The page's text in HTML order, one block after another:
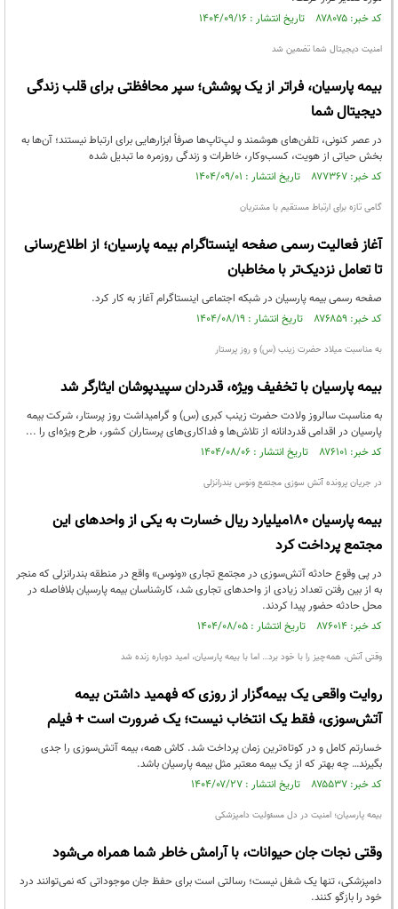
کد خبر: ۸۷۸۰۷۵ تاریخ انتشار : ۱۴۰۴/۰۹/۱۶
امنیت دیجیتال شما تضمین شد
بیمه پارسیان، فراتر از یک پوشش؛ سپر محافظتی برای قلب زندگی
دیجیتال شما
در عصر کنونی، تلفن‌های هوشمند و لپ‌تاپ‌ها صرفاً ابزارهایی برای ارتباط نیستند؛ آن‌ها به
بخش حیاتی از هویت، کسب‌وکار، خاطرات و زندگی روزمره ما تبدیل شده
کد خبر: ۸۷۷۳۶۷ تاریخ انتشار : ۱۴۰۴/۰۹/۰۱
گامی تازه برای ارتباط مستقیم با مشتریان
آغاز فعالیت رسمی صفحه اینستاگرام بیمه پارسیان؛ از اطلاع‌رسانی
تا تعامل نزدیک‌تر با مخاطبان
صفحه رسمی بیمه پارسیان در شبکه اجتماعی اینستاگرام آغاز به کار کرد.
کد خبر: ۸۷۶۸۵۹ تاریخ انتشار : ۱۴۰۴/۰۸/۱۹
به مناسبت میلاد حضرت زینب (س) و روز پرستار
بیمه پارسیان با تخفیف ویژه، قدردان سپیدپوشان ایثارگر شد
به مناسبت سالروز ولادت حضرت زینب کبری (س) و گرامیداشت روز پرستار، شرکت بیمه
پارسیان در اقدامی قدردانانه از تلاش‌ها و فداکاری‌های پرستاران کشور، طرح ویژه‌ای را ...
کد خبر: ۸۷۶۱۰۱ تاریخ انتشار : ۱۴۰۴/۰۸/۰۶
در جریان پرونده آتش سوزی مجتمع ونوس بندرانزلی
بیمه پارسیان 180میلیارد ريال خسارت به یکی از واحدهای این
مجتمع پرداخت کرد
در پی وقوع حادثه آتش‌سوزی در مجتمع تجاری «ونوس» واقع در منطقه بندرانزلی که منجر
به از بین رفتن تعداد زیادی از واحدهای تجاری شد، کارشناسان بیمه پارسیان بلافاصله در
محل حادثه حضور پیدا کردند.
کد خبر: ۸۷۶۰۱۴ تاریخ انتشار : ۱۴۰۴/۰۸/۰۵
وقتی آتش، همه‌چیز را با خود برد… اما با بیمه پارسیان، امید دوباره زنده شد
روایت واقعی یک بیمه‌گزار از روزی که فهميد داشتن بیمه
آتش‌سوزی، فقط یک انتخاب نیست؛ یک ضرورت است + فیلم
خسارتم کامل و در کوتاه‌ترین زمان پرداخت شد. کاش همه، بیمه آتش‌سوزی را جدی
بگیرند… چه بهتر که از یک بیمه معتبر مثل بیمه پارسیان باشد.
کد خبر: ۸۷۵۵۳۷ تاریخ انتشار : ۱۴۰۴/۰۷/۲۷
بیمه پارسیان؛ امنیت در دل مسئولیت دامپزشکی
وقتی نجات جان حیوانات، با آرامش خاطر شما همراه می‌شود
دامپزشکی، تنها یک شغل نیست؛ رسالتی است برای حفظ جان موجوداتی که نمی‌توانند درد
خود را بازگو کنند.